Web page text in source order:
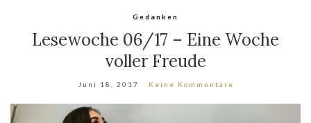
Gedanken
Lesewoche 06/17 – Eine Woche
voller Freude
Juni 18, 2017 Keine Kommentare